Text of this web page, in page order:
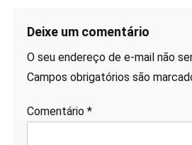
Deixe um comentário
O seu endereço de e-mail não
Campos obrigatórios são
Comentário *